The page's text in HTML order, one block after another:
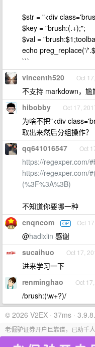
$str = "<div
$key = "brush:(.+);";
$val =
echo preg_replace('/
```
vincenth520 Oct
不支持 markdown，尴
hibobby Oct 17,
为啥不把"<div
取出来然后分组操作？
qq641016547 Oct
https://regexper.com/
https://regexper.com/
(%3F%3A%3B)
不知道你要哪一种
cnqncom OP Oct
@hadixlin 感谢
sucaihuo Oct 17,
进来学习一下
renminghao Oct
/brush:(\w+?)/
© 2026 V2EX · 37ms ·
老倔驴证券开户巨靠谱，已助千